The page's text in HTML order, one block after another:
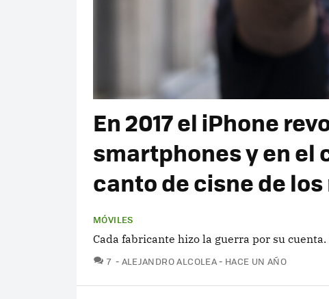
En 2017 el iPhone
smartphones y en el
canto de cisne de
MÓVILES
Cada fabricante hizo la guerra por su cuenta.
7 COMENTARIOS
ALEJANDRO ALCOLEA HACE UN AÑO